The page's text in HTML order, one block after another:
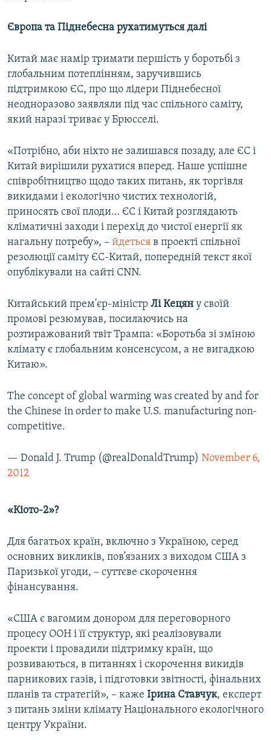
Європа та Піднебесна рухатимуться далі
Китай має намір тримати першість у боротьбі з
глобальним потеплінням, заручившись
підтримкою ЄС, про що лідери Піднебесної
неодноразово заявляли під час спільного саміту,
який наразі триває у Брюсселі.
«Потрібно, аби ніхто не залишався позаду, але ЄС і
Китай вирішили рухатися вперед. Наше успішне
співробітництво щодо таких питань, як торгівля
викидами і екологічно чистих технологій,
приносять свої плоди… ЄС і Китай розглядають
кліматичні заходи і перехід до чистої енергії як
нагальну потребу», – йдеться в проекті спільної
резолюції саміту ЄС-Китай, попередній текст якої
опублікували на сайті CNN.
Китайський прем'єр-міністр Лі Кецян у своїй
промові резюмував, посилаючись на
розтиражований твіт Трампа: «Боротьба зі зміною
клімату є глобальним консенсусом, а не вигадкою
Китаю».
The concept of global warming was created by and for
the Chinese in order to make U.S. manufacturing non-
competitive.
— Donald J. Trump (@realDonaldTrump) November 6,
2012
«Кіото-2»?
Для багатьох країн, включно з Україною, серед
основних викликів, пов’язаних з виходом США з
Паризької угоди, – суттєве скорочення
фінансування.
«США є вагомим донором для переговорного
процесу ООН і її структур, які реалізовували
проекти і провадили підтримку країн, що
розвиваються, в питаннях і скорочення викидів
парникових газів, і підготовки звітності, фінальних
планів та стратегій», – каже Ірина Ставчук, експерт
з питань зміни клімату Національного екологічного
центру України.